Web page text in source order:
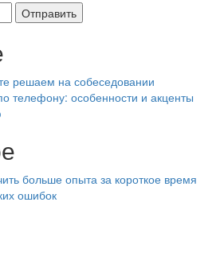
решаем на собеседовании
телефону: особенности и акценты
больше опыта за короткое время
ошибок